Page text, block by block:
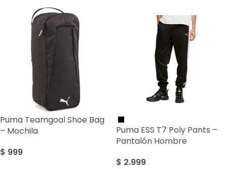
Puma Teamgoal Shoe Bag
– Mochila
$ 999
Puma ESS T7 Poly Pants –
Pantalón Hombre
$ 2.999